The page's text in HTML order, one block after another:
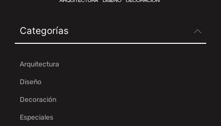
Categorías
Arquitectura
Diseño
Decoración
Especiales